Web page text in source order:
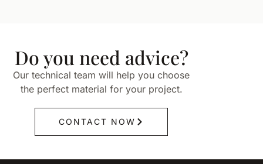
Do you need advice?
Our technical team will help you choose
the perfect material for your project.
CONTACT NOW